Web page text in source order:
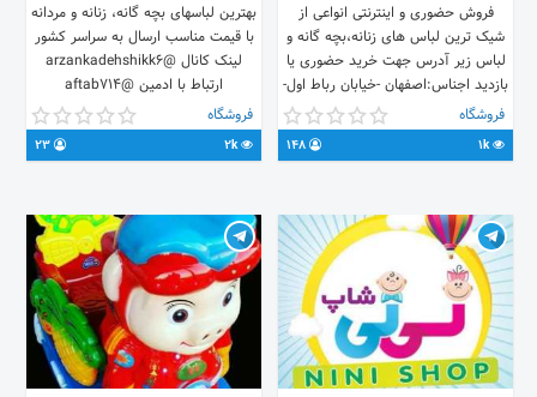
فروش حضوری و اینترنتی انواعی از
شیک ترین لباس های زنانه،بچه گانه و
لباس زیر آدرس جهت خرید حضوری یا
بازدید اجناس:اصفهان -خیابان رباط اول-
خیابان هدایت-پلاک33 کیفیت خوب به
قیمت خوب کارای بیشتر در کانال
اینستاگرام به آدرس:
فروشگاه
1k
بهترین لباسهای بچه گانه، زنانه و مردانه
با قیمت مناسب ارسال به سراسر کشور
لینک کانال @arzankadehshikk6
ارتباط با ادمین @aftab714
فروشگاه
2k